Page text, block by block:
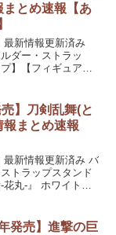
まとめ速報【あ
最新情報更新済み
ダー・ストラッ
】【フィギュア・
ア発売日：2021...
】刀剣乱舞(と
報まとめ速報
最新情報更新済み バ
トラップスタンド
丸-』 ホワイトボ
ド...
発売】進撃の巨